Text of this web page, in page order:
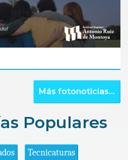
Más fotonoticias...
Populares
Tecnicaturas